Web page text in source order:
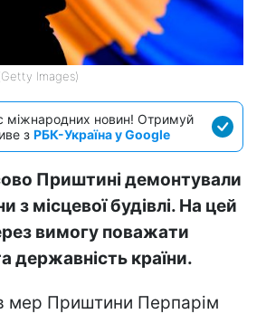
Images)
міжнародних новин! Отримуй
з РБК-Україна у Google
Приштині демонтували
з місцевої будівлі. На цей
вимогу поважати
державність країни.
мер Приштини Перпарім